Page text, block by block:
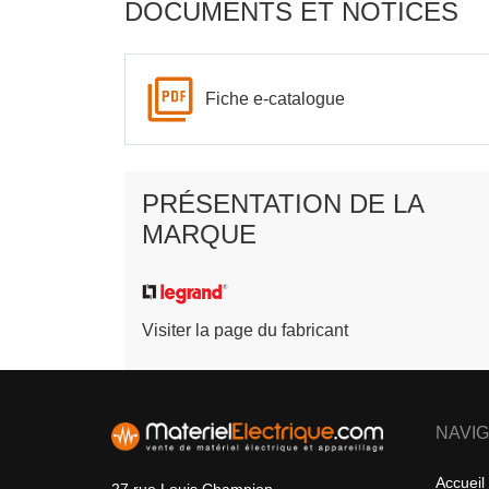
DOCUMENTS ET NOTICES
Fiche e-catalogue
PRÉSENTATION DE LA
MARQUE
Visiter la page du fabricant
Accueil